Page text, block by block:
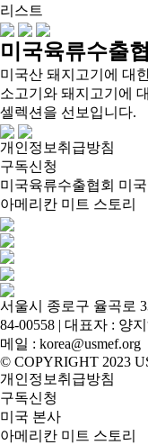
리스트
미국육류수출
미국산 돼지고기에 대
소고기와 돼지고기에
셀렉션을 선보입니다.
개인정보취급방침
구독신청
미국육류수출협회 미
아메리칸 미트 스토리
서울시 종로구 율곡로
84-00558 | 대표자 : 양지
메일 : korea@usmef.org
© COPYRIGHT 2023
개인정보취급방침
구독신청
미국 본사
아메리칸 미트 스토리